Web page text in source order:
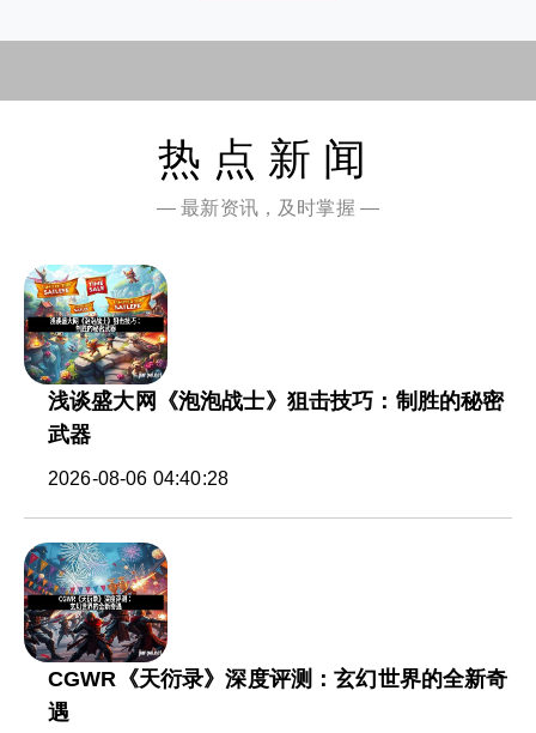
热点新闻
— 最新资讯，及时掌握 —
浅谈盛大网《泡泡战士》狙击技巧：制胜的秘密
武器
2026-08-06 04:40:28
CGWR《天衍录》深度评测：玄幻世界的全新奇
遇